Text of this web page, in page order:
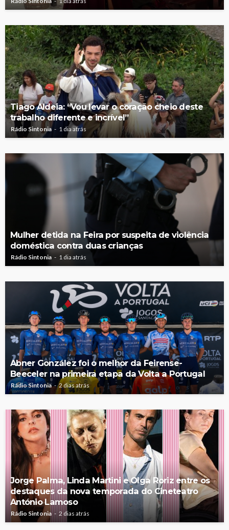
Tiago Aldeia: “Vou levar o coração cheio deste
trabalho diferente e incrível”
Rádio Sintonia 1 dia atrás
Mulher detida na Feira por suspeita de violência
doméstica contra duas crianças
Rádio Sintonia 1 dia atrás
Abner González foi o melhor da Feirense-
Beeceler na primeira etapa da Volta a Portugal
Rádio Sintonia 2 dias atrás
Jorge Palma, Linda Martini e Olga Roriz entre os
destaques da nova temporada do Cineteatro
António Lamoso
Rádio Sintonia 2 dias atrás